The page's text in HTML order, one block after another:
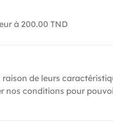
à 200.00 TND
de leurs
nos conditions pour